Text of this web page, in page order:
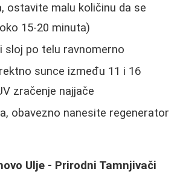
ostavite malu količinu da se
15-20 minuta)
sloj po telu ravnomerno
sunce između 11 i 16
zračenje najjače
obavezno nanesite regenerator
Ulje - Prirodni Tamnjivači